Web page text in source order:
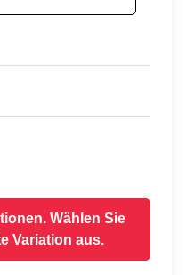
Wählen Sie
Variation aus.